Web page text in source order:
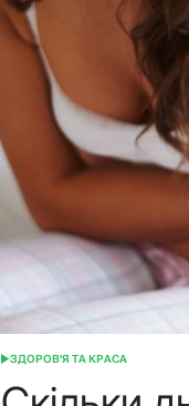
ОПУБЛІКУВАТИ
ЗДОРОВ'Я ТА КРАСА